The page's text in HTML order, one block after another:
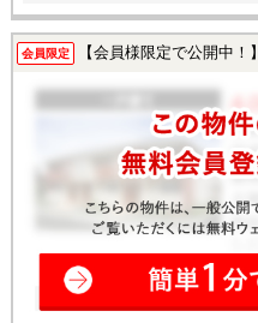
会員限定 【会員様限定で公開中！】